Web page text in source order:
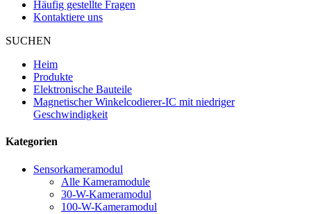
Häufig gestellte Fragen
Kontaktiere uns
SUCHEN
Heim
Produkte
Elektronische Bauteile
Magnetischer Winkelcodierer-IC mit niedriger
Geschwindigkeit
Kategorien
Sensorkameramodul
Alle Kameramodule
30-W-Kameramodul
100-W-Kameramodul